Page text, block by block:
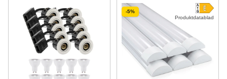
Produktdatablad
-5%